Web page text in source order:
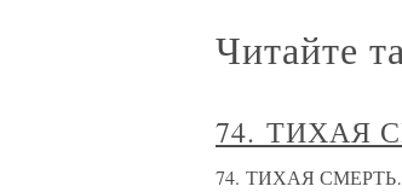
Читайте
74. ТИХАЯ
74. ТИХАЯ СМЕРТЬ…